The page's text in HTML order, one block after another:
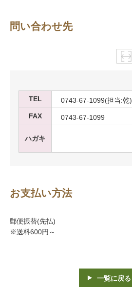
問い合わせ先
TEL 0743-67-1099(担当:乾)
FAX
0743-67-1099
ハガキ
お支払い方法
郵便振替(先払)
※送料600円～
一覧に戻る